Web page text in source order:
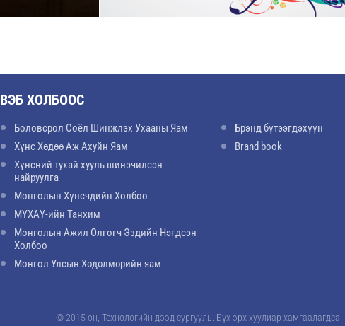
ВЭБ ХОЛБООС
Боловсрол Соёл Шинжлэх Ухааны Яам
Хүнс Хөдөө Аж Ахуйн Яам
Хүнсний тухай хууль шинэчилсэн
найруулга
Монголын Хүнсчдийн Холбоо
МҮХАҮ-ийн Танхим
Монголын Ажил Олгогч Эздийн Нэгдсэн
Холбоо
Монгол Улсын Хөдөлмөрийн яам
Брэнд бүтээгдэхүүн
Brand book
© 2015 он, Технологийн дээд сургууль. Бүх эрх хуулиар хамгаалагдсан